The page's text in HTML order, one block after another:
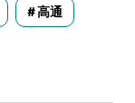
高通